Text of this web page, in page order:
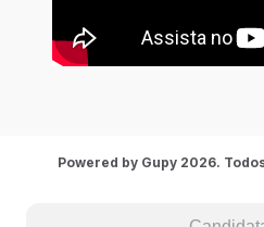
Powered by Gupy 2026.